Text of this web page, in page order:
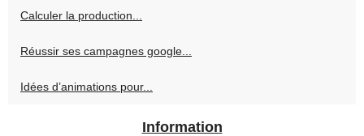
Calculer la production...
Réussir ses campagnes google...
Idées d’animations pour...
Information